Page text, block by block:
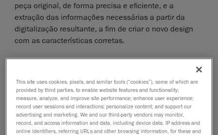
peça original, de forma precisa e eficiente, e a
extração das informações necessárias a partir da
digitalização resultante, a fim de criar o novo design
com as características corretas.
This site uses cookies, pixels, and similar tools (“cookies”), some of which are
provided by third parties, to enable website features and functionality;
measure, analyze, and improve site performance; enhance user experience;
record user sessions and interactions; personalize content; and support our
advertising and marketing. We and our third-party vendors may monitor,
record, and access information and data, including device data, IP address and
online identifiers, referring URLs and other browsing information, for these and